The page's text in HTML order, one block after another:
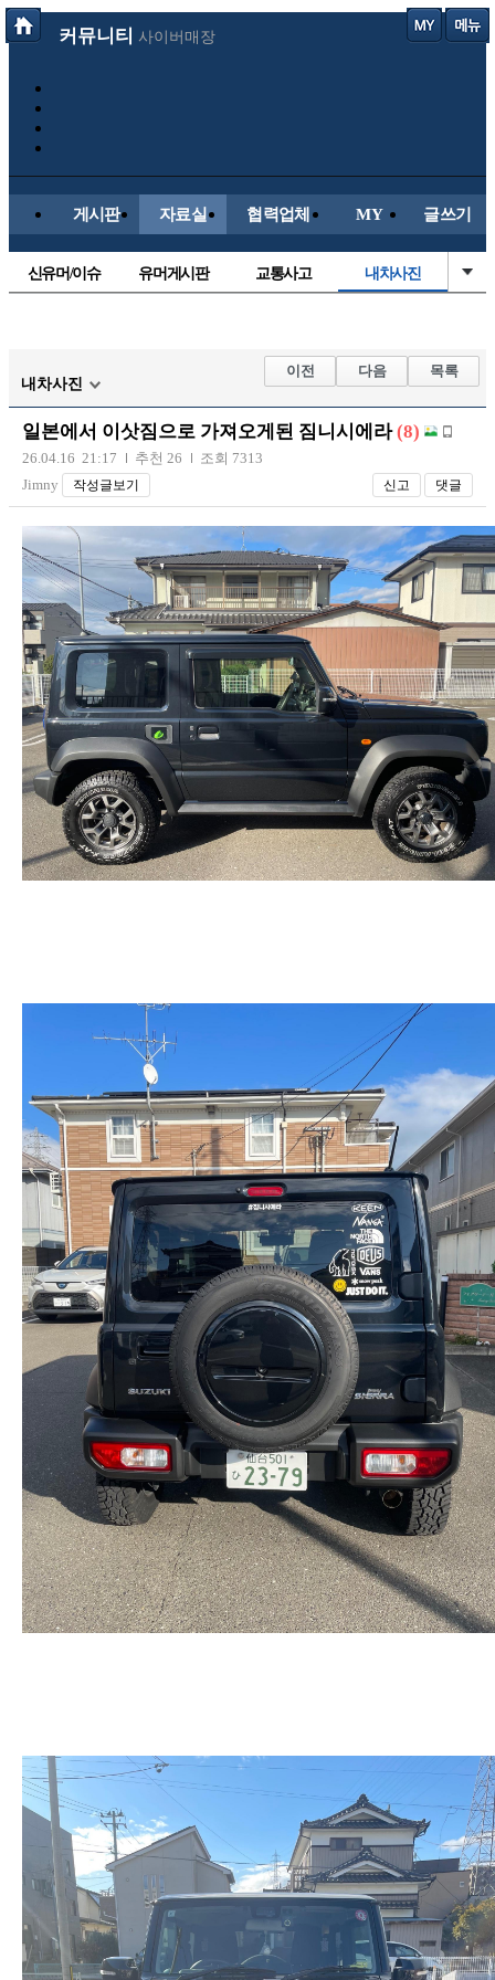
커뮤니티 사이버매장
게시판 자료실 협력업체 MY 글쓰기
신유머/이슈 유머게시판 교통사고 내차사진
자유사진 군사/무기
트럭/버스
장착시공사진
내차사진
이전 다음 목록
일본에서 이삿짐으로 가져오게된 짐니시에라 (8)
26.04.16 21:17 추천 26
조회 7313
Jimny
작성글보기 신고 댓글